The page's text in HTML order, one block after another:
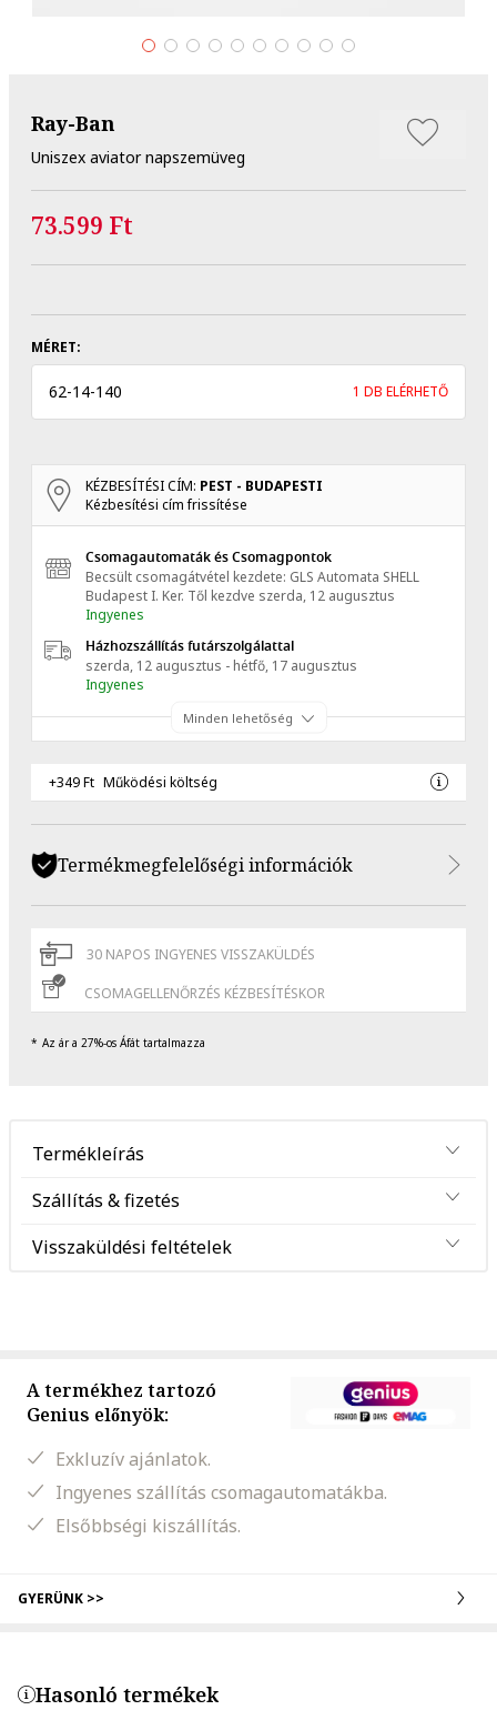
Ray-Ban
Uniszex aviator napszemüveg
73.599 Ft
MÉRET:
62-14-140 1 DB ELÉRHETŐ
KÉZBESÍTÉSI CÍM: PEST - BUDAPESTI
Kézbesítési cím frissítése
Csomagautomaták és Csomagpontok
Becsült csomagátvétel kezdete: GLS Automata SHELL
Budapest I. Ker. Től kezdve szerda, 12 augusztus
Ingyenes
Házhozszállítás futárszolgálattal
szerda, 12 augusztus - hétfő, 17 augusztus
Ingyenes
Minden lehetőség
+349 Ft Működési költség
Termékmegfelelőségi információk
30 NAPOS INGYENES VISSZAKÜLDÉS
CSOMAGELLENŐRZÉS KÉZBESÍTÉSKOR
Az ár a 27%-os Áfát tartalmazza
Termékleírás
Szállítás & fizetés
Visszaküldési feltételek
A termékhez tartozó
Genius előnyök:
Exkluzív ajánlatok.
Ingyenes szállítás csomagautomatákba.
Elsőbbségi kiszállítás.
GYERÜNK >>
Hasonló termékek